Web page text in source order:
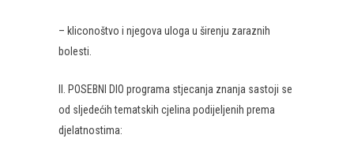
– kliconoštvo i njegova uloga u širenju zaraznih
bolesti.
II. POSEBNI DIO programa stjecanja znanja sastoji se
od sljedećih tematskih cjelina podijeljenih prema
djelatnostima: